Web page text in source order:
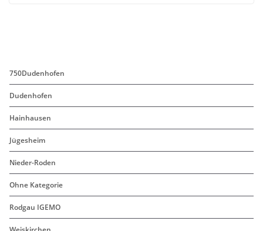
750Dudenhofen
Dudenhofen
Hainhausen
Jügesheim
Nieder-Roden
Ohne Kategorie
Rodgau IGEMO